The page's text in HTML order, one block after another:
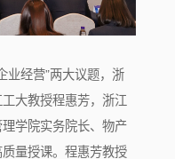
业经营”两大议题，浙
大教授程惠芳，浙江
学院实务院长、物产
量授课。程惠芳教授